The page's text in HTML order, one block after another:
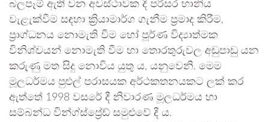
බලපෑම් ඇති වන අවස්ථාවක දී පරිසර හානිය
වැළැක්වීම සඳහා ක්‍රියාමාර්ග ගැනීම ප්‍රමාද කිරීම,
ප්‍රාග්ධනය නොමැති වීම හෝ පූර්ණ විද්‍යාත්මක
විනිශ්චයන් නොමැති වීම හා තොරතුරුවල අඩුපාඩු යන
කරුණු මත සිදු නොවිය යුතු ය, යනුවෙනි. මෙම
මූලධර්මය පුළුල් පරාසයක අර්ථකතනයකට ලක් කර
ඇත්තේ 1998 වසරේ දී නිවාරණ මූලධර්මය හා
සම්බන්ධ වින්ග්ස්ප්‍රේඩ් සමුළුවේ දී ය.